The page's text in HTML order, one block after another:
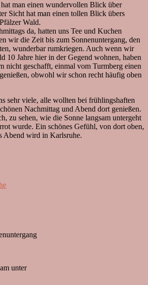
man einen wundervollen Blick über
Sicht hat man einen tollen Blick übers
Wald.
da, hatten uns Tee und Kuchen
wir die Zeit bis zum Sonnenuntergang, den
wunderbar rumkriegen. Auch wenn wir
10 Jahre hier in der Gegend wohnen, haben
nicht geschafft, einmal vom Turmberg einen
obwohl wir schon recht häufig oben
sehr viele, alle wollten bei frühlingshaften
Nachmittag und Abend dort genießen.
zu sehen, wie die Sonne langsam untergeht
wurde. Ein schönes Gefühl, von dort oben,
Abend wird in Karlsruhe.
unter